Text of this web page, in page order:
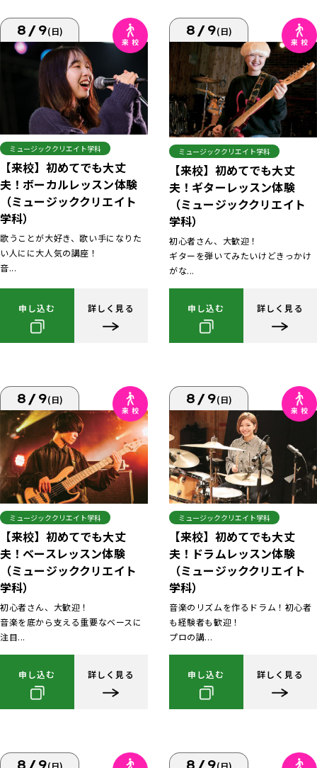
8/9(日)
ミュージッククリエイト学科
【来校】初めてでも大丈
夫！ボーカルレッスン体験
（ミュージッククリエイト
学科）
歌うことが大好き、歌い手になりた
い人にに大人気の講座！
音...
申し込む 詳しく見る
8/9(日)
ミュージッククリエイト学科
【来校】初めてでも大丈
夫！ギターレッスン体験
（ミュージッククリエイト
学科）
初心者さん、大歓迎！
ギターを弾いてみたいけどきっかけ
がな...
申し込む 詳しく見る
8/9(日)
ミュージッククリエイト学科
【来校】初めてでも大丈
夫！ベースレッスン体験
（ミュージッククリエイト
学科）
初心者さん、大歓迎！
音楽を底から支える重要なベースに
注目...
申し込む 詳しく見る
8/9(日)
ミュージッククリエイト学科
【来校】初めてでも大丈
夫！ドラムレッスン体験
（ミュージッククリエイト
学科）
音楽のリズムを作るドラム！初心者
も経験者も歓迎！
プロの講...
申し込む 詳しく見る
8/9(日) 8/9(日)